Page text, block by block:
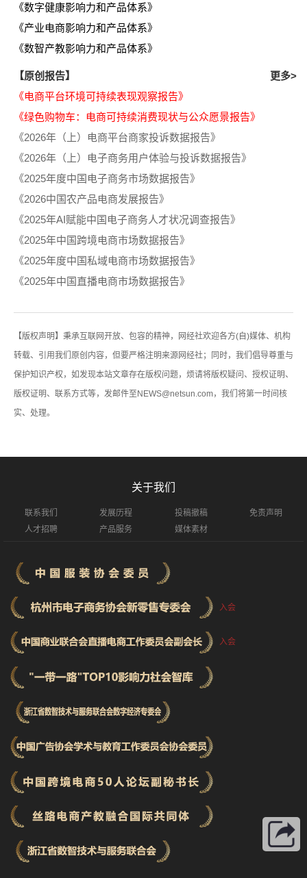
《数字健康影响力和产品体系》
《产业电商影响力和产品体系》
《数智产教影响力和产品体系》
【原创报告】
更多>
《电商平台环境可持续表现观察报告》
《绿色购物车：电商可持续消费现状与公众愿景报告》
《2026年（上）电商平台商家投诉数据报告》
《2026年（上）电子商务用户体验与投诉数据报告》
《2025年度中国电子商务市场数据报告》
《2026中国农产品电商发展报告》
《2025年AI赋能中国电子商务人才状况调查报告》
《2025年中国跨境电商市场数据报告》
《2025年度中国私域电商市场数据报告》
《2025年中国直播电商市场数据报告》
【版权声明】秉承互联网开放、包容的精神，网经社欢迎各方(自)媒体、机构
转载、引用我们原创内容，但要严格注明来源网经社；同时，我们倡导尊重与
保护知识产权，如发现本站文章存在版权问题，烦请将版权疑问、授权证明、
版权证明、联系方式等，发邮件至NEWS@netsun.com，我们将第一时间核
实、处理。
关于我们
联系我们 发展历程 投稿撤稿
免责声明
人才招聘
产品服务 媒体素材
入会
入会